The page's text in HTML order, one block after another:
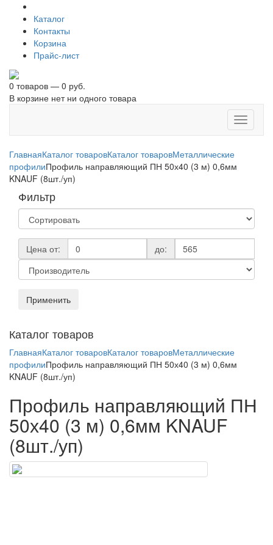
Каталог
Контакты
Корзина
Прайс-лист
0 товаров — 0 руб.
В корзине нет ни одного товара
Toggle
ГлавнаяКаталог товаровКаталог товаровМеталлические
профилиПрофиль направляющий ПН 50х40 (3 м) 0,6мм
KNAUF (8шт./уп)
Фильтр
Цена от: до:
Применить
Каталог товаров
ГлавнаяКаталог товаровКаталог товаровМеталлические
профилиПрофиль направляющий ПН 50х40 (3 м) 0,6мм
KNAUF (8шт./уп)
Профиль направляющий ПН
50х40 (3 м) 0,6мм KNAUF
(8шт./уп)